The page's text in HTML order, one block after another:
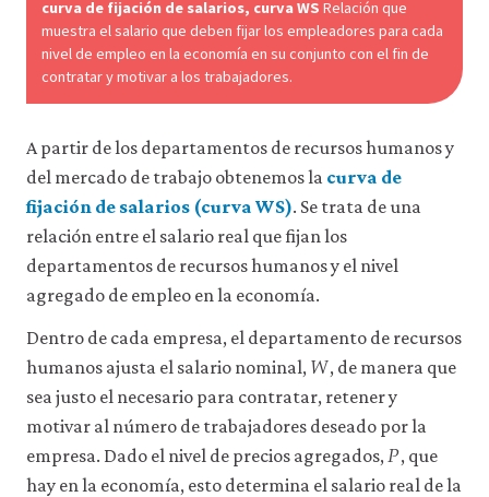
curva de fijación de salarios, curva WS Relación que
muestra el salario que deben fijar los empleadores para cada
nivel de empleo en la economía en su conjunto con el fin de
contratar y motivar a los trabajadores.
A partir de los departamentos de recursos humanos y
del mercado de trabajo obtenemos la curva de
fijación de salarios (curva WS). Se trata de una
relación entre el salario real que fijan los
departamentos de recursos humanos y el nivel
agregado de empleo en la economía.
Dentro de cada empresa, el departamento de recursos
humanos ajusta el salario nominal, 𝑊
W, de manera que
sea justo el necesario para contratar, retener y
motivar al número de trabajadores deseado por la
empresa. Dado el nivel de precios agregados, 𝑃
P , que
hay en la economía, esto determina el salario real de la